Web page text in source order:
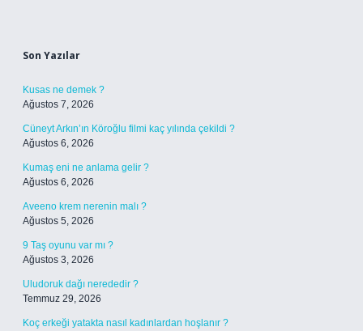
Son Yazılar
Kusas ne demek ?
Ağustos 7, 2026
Cüneyt Arkın’ın Köroğlu filmi kaç yılında çekildi ?
Ağustos 6, 2026
Kumaş eni ne anlama gelir ?
Ağustos 6, 2026
Aveeno krem nerenin malı ?
Ağustos 5, 2026
9 Taş oyunu var mı ?
Ağustos 3, 2026
Uludoruk dağı nerededir ?
Temmuz 29, 2026
Koç erkeği yatakta nasıl kadınlardan hoşlanır ?